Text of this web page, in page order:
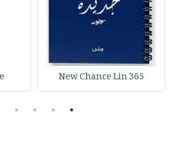
365 New Chance Lin
1
2
3
4